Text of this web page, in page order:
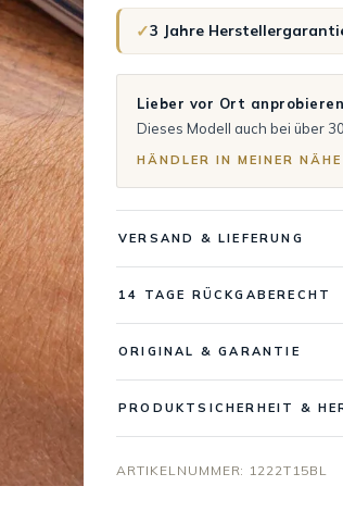
✓3 Jahre
Lieber vor Ort
Dieses Modell auch bei über
HÄNDLER IN MEINER
VERSAND & LIEFERUNG
14 TAGE RÜCKGABERECHT
ORIGINAL & GARANTIE
PRODUKTSICHERHEIT &
ARTIKELNUMMER: 1222T15BL